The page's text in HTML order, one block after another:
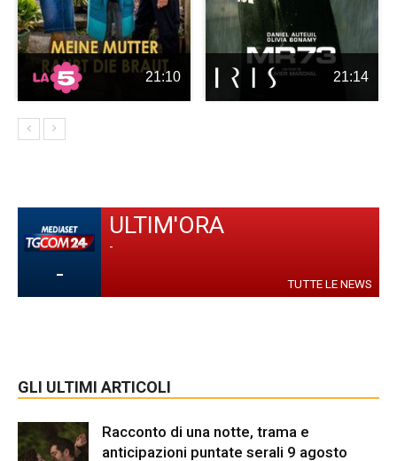
21:10 21:14
-
ULTIM'ORA
-
TUTTE LE NEWS
GLI ULTIMI ARTICOLI
Racconto di una notte, trama e
anticipazioni puntate serali 9 agosto